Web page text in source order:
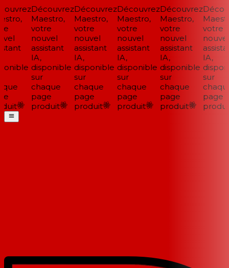
Découvrez
Maestro,
votre
nouvel
assistant
IA,
disponible
sur
chaque
page
produit
Découvrez
Maestro,
votre
nouvel
assistant
IA,
disponible
sur
chaque
page
produit
Découvrez
Maestro,
votre
nouvel
assistant
IA,
disponible
sur
chaque
page
produit
Découvrez
Maestro,
votre
nouvel
assistant
IA,
disponible
sur
chaque
page
produit
votre
nouvel
IA,
sur
chaque
page
produit